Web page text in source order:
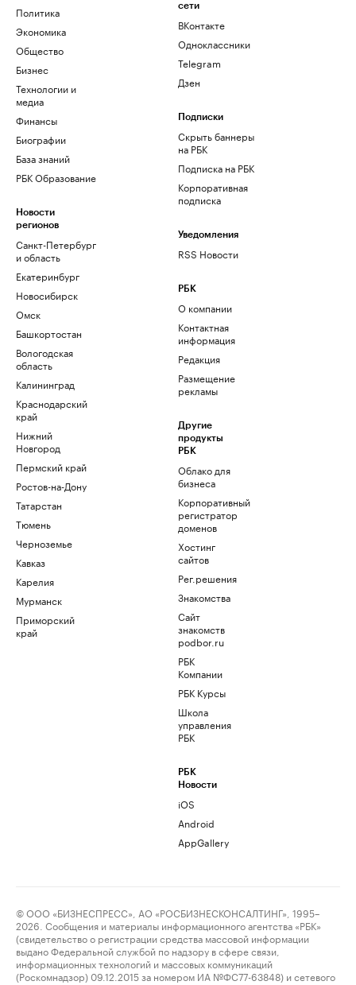
Политика
Экономика
Общество
Бизнес
Технологии и
медиа
Финансы
Биографии
База знаний
РБК Образование
Новости
регионов
Санкт-Петербург
и область
Екатеринбург
Новосибирск
Омск
Башкортостан
Вологодская
область
Калининград
Краснодарский
край
Нижний
Новгород
Пермский край
Ростов-на-Дону
Татарстан
Тюмень
Черноземье
Кавказ
Карелия
Мурманск
Приморский
край
сети
ВКонтакте
Одноклассники
Telegram
Дзен
Подписки
Скрыть баннеры
на РБК
Подписка на РБК
Корпоративная
подписка
Уведомления
RSS Новости
РБК
О компании
Контактная
информация
Редакция
Размещение
рекламы
Другие
продукты
РБК
Облако для
бизнеса
Корпоративный
регистратор
доменов
Хостинг
сайтов
Рег.решения
Знакомства
Сайт
знакомств
podbor.ru
РБК
Компании
РБК Курсы
Школа
управления
РБК
РБК
Новости
iOS
Android
AppGallery
© ООО «БИЗНЕСПРЕСС», АО «РОСБИЗНЕСКОНСАЛТИНГ», 1995–
2026. Сообщения и материалы информационного агентства «РБК»
(свидетельство о регистрации средства массовой информации
выдано Федеральной службой по надзору в сфере связи,
информационных технологий и массовых коммуникаций
(Роскомнадзор) 09.12.2015 за номером ИА №ФС77-63848) и сетевого